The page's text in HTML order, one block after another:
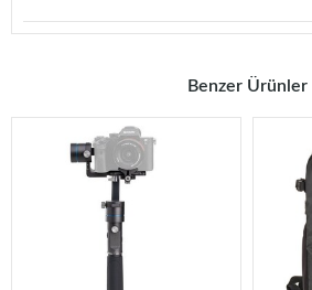
Benzer Ürünler